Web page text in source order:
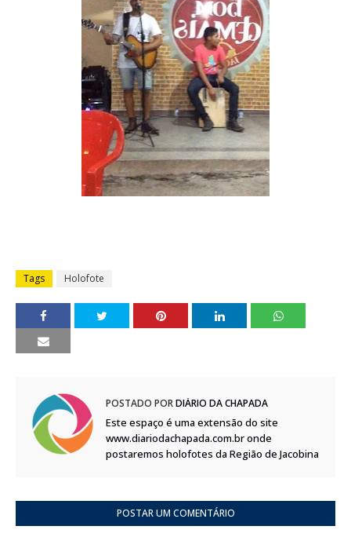
Tags Holofote
POSTADO PORDIÁRIO DA CHAPADA
Este espaço é uma extensão do site
www.diariodachapada.com.br onde
postaremos holofotes da Região de Jacobina
POSTAR UM COMENTÁRIO